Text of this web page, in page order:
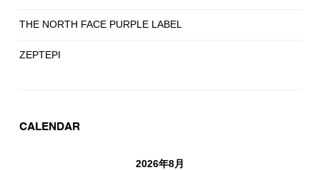
THE NORTH FACE PURPLE LABEL
ZEPTEPI
CALENDAR
2026年8月